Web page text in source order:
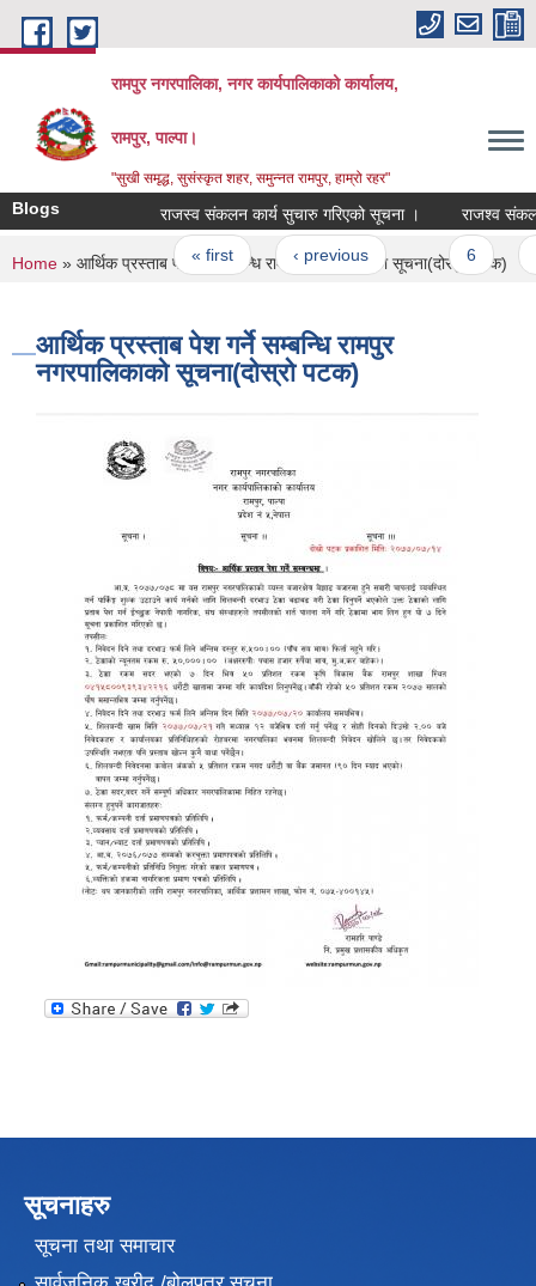
Skip to main content
रामपुर नगरपालिका, नगर कार्यपालिकाको कार्यालय,
रामपुर, पाल्पा।
"सुखी समृद्ध, सुसंस्कृत शहर, समुन्नत रामपुर, हाम्रो रहर"
Blogs राजस्व संकलन कार्य सुचारु गरिएको सूचना । राजश्व संकलन
Pages
« first ‹ previous … 6
You are here
Home » आर्थिक प्रस्ताब पेश गर्ने सम्बन्धि रामपुर नगरपालिकाको सूचना(दोस्रो पटक)
आर्थिक प्रस्ताब पेश गर्ने सम्बन्धि रामपुर
नगरपालिकाको सूचना(दोस्रो पटक)
सूचनाहरु
सूचना तथा समाचार